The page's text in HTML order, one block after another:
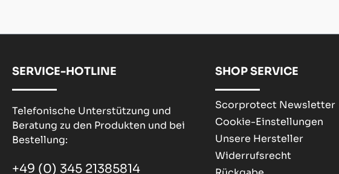
SERVICE-HOTLINE
Telefonische Unterstützung und
Beratung zu den Produkten und bei
Bestellung:
+49 (0) 345 21385814
SHOP SERVICE
Scorprotect Newsletter
Cookie-Einstellungen
Unsere Hersteller
Widerrufsrecht